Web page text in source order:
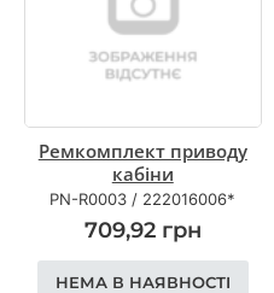
Ремкомплект приводу
кабіни
PN-R0003 / 222016006*
709,92 грн
НЕМА В НАЯВНОСТІ